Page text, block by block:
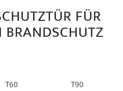
FÜR
T60 T90